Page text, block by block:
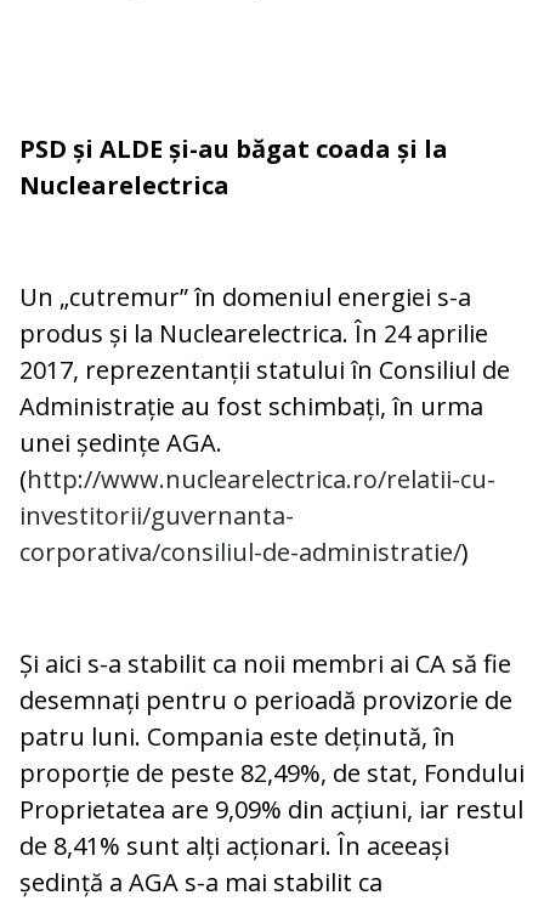
PSD și ALDE și-au băgat coada și la
Nuclearelectrica
Un „cutremur” în domeniul energiei s-a
produs și la Nuclearelectrica. În 24 aprilie
2017, reprezentanții statului în Consiliul de
Administrație au fost schimbați, în urma
unei ședințe AGA.
(http://www.nuclearelectrica.ro/relatii-cu-
investitorii/guvernanta-
corporativa/consiliul-de-administratie/)
Și aici s-a stabilit ca noii membri ai CA să fie
desemnați pentru o perioadă provizorie de
patru luni. Compania este deținută, în
proporție de peste 82,49%, de stat, Fondului
Proprietatea are 9,09% din acțiuni, iar restul
de 8,41% sunt alți acționari. În aceeași
ședință a AGA s-a mai stabilit ca